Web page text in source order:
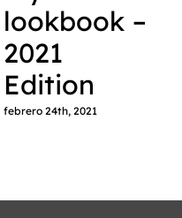
lookbook –
2021
Edition
febrero 24th, 2021